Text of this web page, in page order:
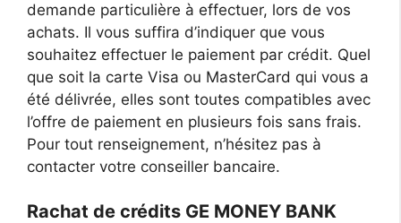
demande particulière à effectuer, lors de vos
achats. Il vous suffira d’indiquer que vous
souhaitez effectuer le paiement par crédit. Quel
que soit la carte Visa ou MasterCard qui vous a
été délivrée, elles sont toutes compatibles avec
l’offre de paiement en plusieurs fois sans frais.
Pour tout renseignement, n’hésitez pas à
contacter votre conseiller bancaire.
Rachat de crédits GE MONEY BANK